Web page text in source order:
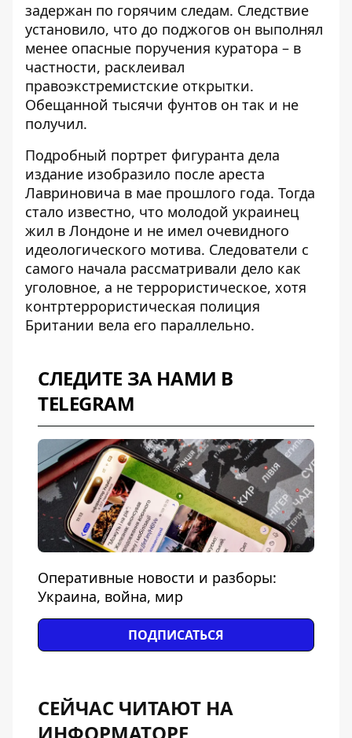
задержан по горячим следам. Следствие
установило, что до поджогов он выполнял
менее опасные поручения куратора – в
частности, расклеивал
правоэкстремистские открытки.
Обещанной тысячи фунтов он так и не
получил.
Подробный портрет фигуранта дела
издание изобразило после ареста
Лавриновича в мае прошлого года. Тогда
стало известно, что молодой украинец
жил в Лондоне и не имел очевидного
идеологического мотива. Следователи с
самого начала рассматривали дело как
уголовное, а не террористическое, хотя
контртеррористическая полиция
Британии вела его параллельно.
СЛЕДИТЕ ЗА НАМИ В
TELEGRAM
Оперативные новости и разборы:
Украина, война, мир
ПОДПИСАТЬСЯ
СЕЙЧАС ЧИТАЮТ НА
ИНФОРМАТОРЕ